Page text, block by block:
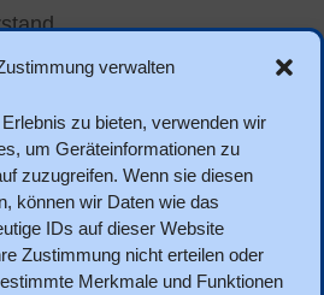
verwalten
zu bieten, verwenden wir
um Geräteinformationen zu
zuzugreifen. Wenn sie diesen
können wir Daten wie das
IDs auf dieser Website
Zustimmung nicht erteilen oder
Merkmale und Funktionen